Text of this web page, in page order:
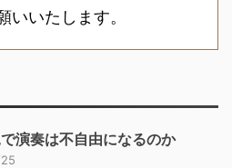
いいたします。
演奏は不自由になるのか